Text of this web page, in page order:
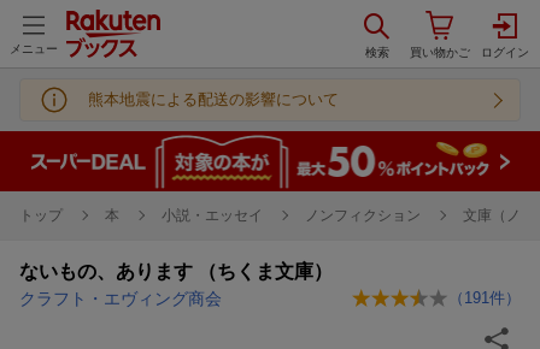
メニュー
熊本地震による配送の影響について
トップ 本 小説・エッセイ ノンフィクション 文庫（ノン
ないもの、あります （ちくま文庫）
クラフト・エヴィング商会 （ 191 件）